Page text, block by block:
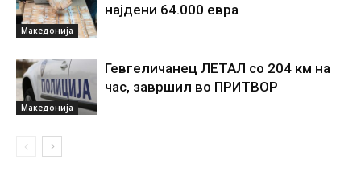
Македонија
најдени 64.000 евра
Македонија
Гевгеличанец ЛЕТАЛ со 204 км на
час, завршил во ПРИТВОР